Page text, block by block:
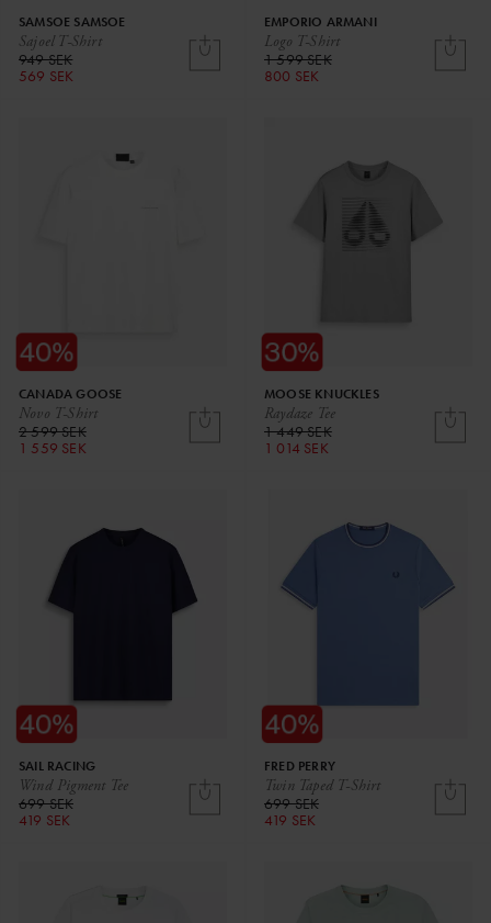
Sajoel T-Shirt
SAMSOE SAMSOE
949 SEK
569 SEK
Logo T-Shirt
EMPORIO ARMANI
1 599 SEK
800 SEK
Novo T-Shirt
CANADA GOOSE
2 599 SEK
1 559 SEK
Raydaze Tee
MOOSE KNUCKLES
1 449 SEK
1 014 SEK
Wind Pigment Tee
SAIL RACING
699 SEK
419 SEK
Twin Taped T-Shirt
FRED PERRY
699 SEK
419 SEK